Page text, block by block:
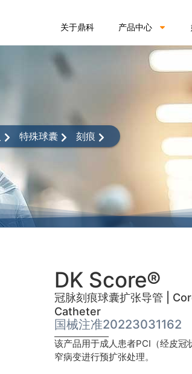
关于鼎科 产品中心
特殊球囊 刻痕
DK Score®
冠脉刻痕球囊扩张导管 |
Catheter
国械注准20223031162
该产品用于成人患者PCI（经皮
窄病变进行预扩张处理。